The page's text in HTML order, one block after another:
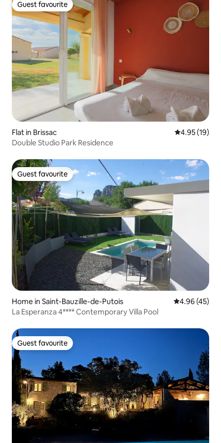
Guest favourite
Guest favourite
Flat in Brissac 4.95 out of 5
4.95 (19)
Double Studio Park Residence
Guest favourite
Guest favourite
Home in Saint-Bauzille-de-Putois 4.96 out of 5
4.96 (45)
La Esperanza 4**** Contemporary Villa Pool
Guest favourite
Guest favourite